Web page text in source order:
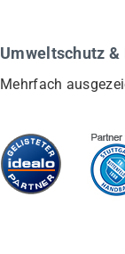
Umweltschutz
Mehrfach